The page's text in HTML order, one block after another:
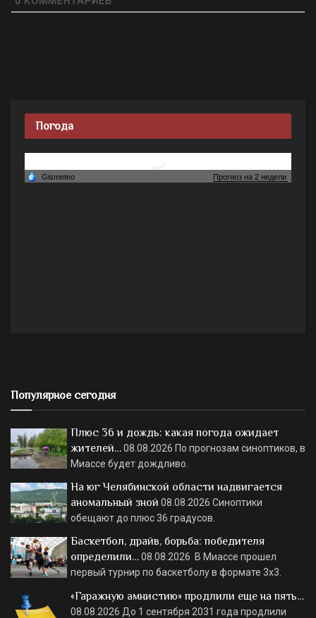
Погода
Популярное сегодня
Плюс 36 и дождь: какая погода ожидает
жителей…08.08.2026 По прогнозам синоптиков, в
Миассе будет дождливо.
На юг Челябинской области надвигается
аномальный зной 08.08.2026 Синоптики
обещают до плюс 36 градусов.
Баскетбол, драйв, борьба: победителя
определили…08.08.2026 В Миассе прошел
первый турнир по баскетболу в формате 3х3.
«Гаражную амнистию» продлили еще на пять…
08.08.2026 До 1 сентября 2031 года продлили